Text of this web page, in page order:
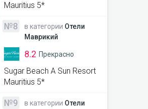
Mauritius 5*
№8 в категории Отели
Маврикий
8.2 Прекрасно
Sugar Beach A Sun Resort
Mauritius 5*
№9 в категории Отели